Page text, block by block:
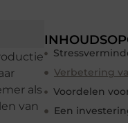
als
van
Verbetering
Een